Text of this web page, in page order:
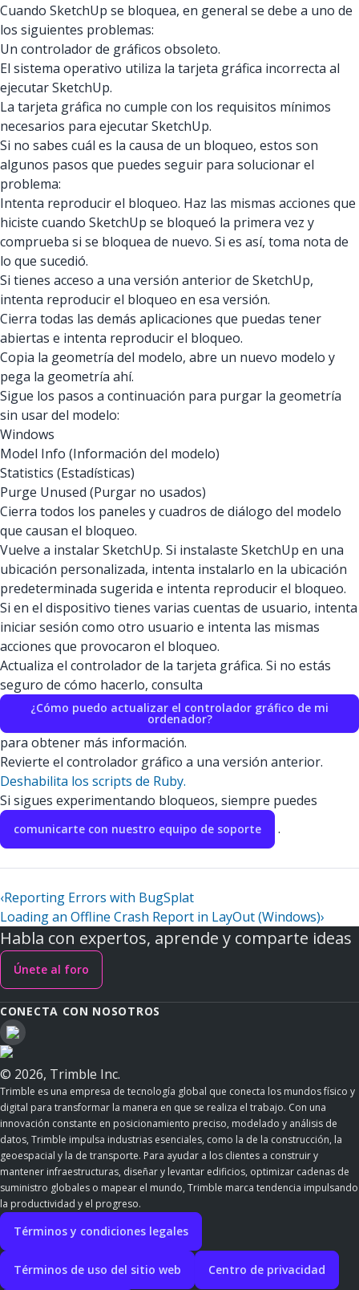
Cuando SketchUp se bloquea, en general se debe a uno de
los siguientes problemas:
Un controlador de gráficos obsoleto.
El sistema operativo utiliza la tarjeta gráfica incorrecta al
ejecutar SketchUp.
La tarjeta gráfica no cumple con los requisitos mínimos
necesarios para ejecutar SketchUp.
Si no sabes cuál es la causa de un bloqueo, estos son
algunos pasos que puedes seguir para solucionar el
problema:
Intenta reproducir el bloqueo. Haz las mismas acciones que
hiciste cuando SketchUp se bloqueó la primera vez y
comprueba si se bloquea de nuevo. Si es así, toma nota de
lo que sucedió.
Si tienes acceso a una versión anterior de SketchUp,
intenta reproducir el bloqueo en esa versión.
Cierra todas las demás aplicaciones que puedas tener
abiertas e intenta reproducir el bloqueo.
Copia la geometría del modelo, abre un nuevo modelo y
pega la geometría ahí.
Sigue los pasos a continuación para purgar la geometría
sin usar del modelo:
Windows
Model Info (Información del modelo)
Statistics (Estadísticas)
Purge Unused (Purgar no usados)
Cierra todos los paneles y cuadros de diálogo del modelo
que causan el bloqueo.
Vuelve a instalar SketchUp. Si instalaste SketchUp en una
ubicación personalizada, intenta instalarlo en la ubicación
predeterminada sugerida e intenta reproducir el bloqueo.
Si en el dispositivo tienes varias cuentas de usuario, intenta
iniciar sesión como otro usuario e intenta las mismas
acciones que provocaron el bloqueo.
Actualiza el controlador de la tarjeta gráfica. Si no estás
seguro de cómo hacerlo, consulta
¿Cómo puedo actualizar el controlador gráfico de mi
ordenador?
para obtener más información.
Revierte el controlador gráfico a una versión anterior.
Deshabilita los scripts de Ruby.
Si sigues experimentando bloqueos, siempre puedes
comunicarte con nuestro equipo de soporte .
‹Reporting Errors with BugSplat
Loading an Offline Crash Report in LayOut (Windows)›
Habla con expertos, aprende y comparte ideas
Únete al foro
CONECTA CON NOSOTROS
© 2026, Trimble Inc.
Trimble es una empresa de tecnología global que conecta los mundos físico y
digital para transformar la manera en que se realiza el trabajo. Con una
innovación constante en posicionamiento preciso, modelado y análisis de
datos, Trimble impulsa industrias esenciales, como la de la construcción, la
geoespacial y la de transporte. Para ayudar a los clientes a construir y
mantener infraestructuras, diseñar y levantar edificios, optimizar cadenas de
suministro globales o mapear el mundo, Trimble marca tendencia impulsando
la productividad y el progreso.
Términos y condiciones legales
Términos de uso del sitio web Centro de privacidad